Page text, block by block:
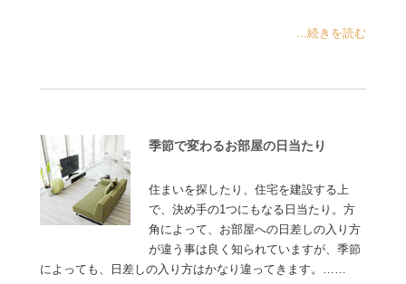
...続きを読む
季節で変わるお部屋の日当たり
住まいを探したり、住宅を建設する上
で、決め手の1つにもなる日当たり。方
角によって、お部屋への日差しの入り方
が違う事は良く知られていますが、季節
によっても、日差しの入り方はかなり違ってきます。……